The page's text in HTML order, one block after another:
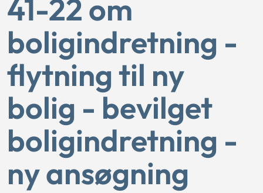
41-22 om
boligindretning -
flytning til ny
bolig - bevilget
boligindretning -
ny ansøgning